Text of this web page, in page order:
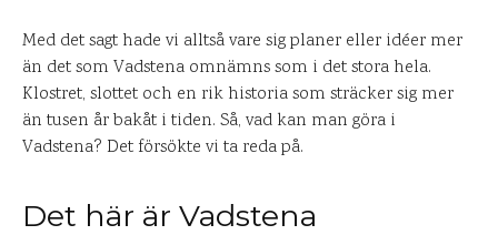
Med det sagt hade vi alltså vare sig planer eller idéer mer
än det som Vadstena omnämns som i det stora hela.
Klostret, slottet och en rik historia som sträcker sig mer
än tusen år bakåt i tiden. Så, vad kan man göra i
Vadstena? Det försökte vi ta reda på.
Det här är Vadstena